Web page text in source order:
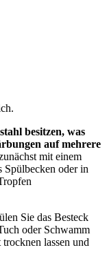
besitzen, was
auf mehrere
mit einem
Spülbecken oder in
Sie das Besteck
oder Schwamm
lassen und